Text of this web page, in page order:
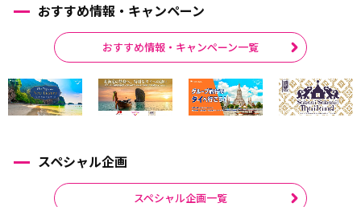
おすすめ情報・キャンペーン
おすすめ情報・キャンペーン一覧
スペシャル企画
スペシャル企画一覧